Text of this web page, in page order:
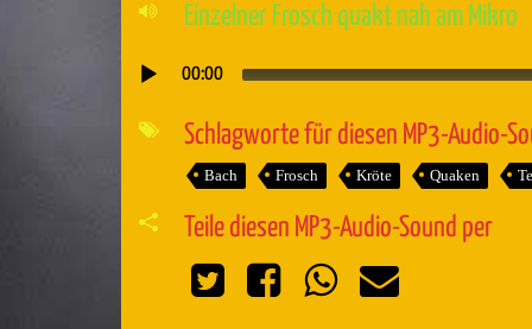
Einzelner Frosch quakt nah am Mikro
Audio-
Player
00:00
Schlagworte für diesen MP3-Audio-
Bach Frosch Kröte Quaken
Teile diesen MP3-Audio-Sound per